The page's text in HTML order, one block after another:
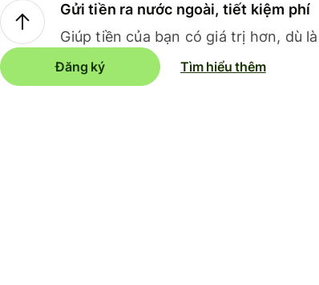
Gửi tiền ra nước ngoài, tiết kiệm phí
Giúp tiền của bạn có giá trị hơn, dù
Đăng ký Tìm hiểu thêm